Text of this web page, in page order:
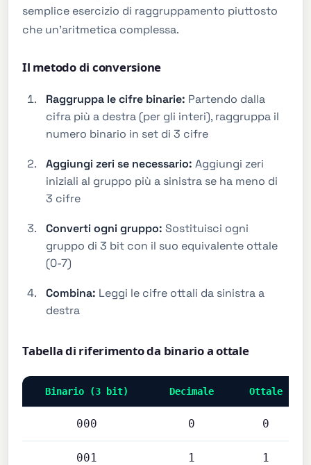
semplice esercizio di raggruppamento piuttosto
che un'aritmetica complessa.
Il metodo di conversione
Raggruppa le cifre binarie: Partendo dalla
cifra più a destra (per gli interi), raggruppa il
numero binario in set di 3 cifre
Aggiungi zeri se necessario: Aggiungi zeri
iniziali al gruppo più a sinistra se ha meno di
3 cifre
Converti ogni gruppo: Sostituisci ogni
gruppo di 3 bit con il suo equivalente ottale
(0-7)
Combina: Leggi le cifre ottali da sinistra a
destra
Tabella di riferimento da binario a ottale
Binario (3 bit) Decimale Ottale
000 0 0
001 1 1